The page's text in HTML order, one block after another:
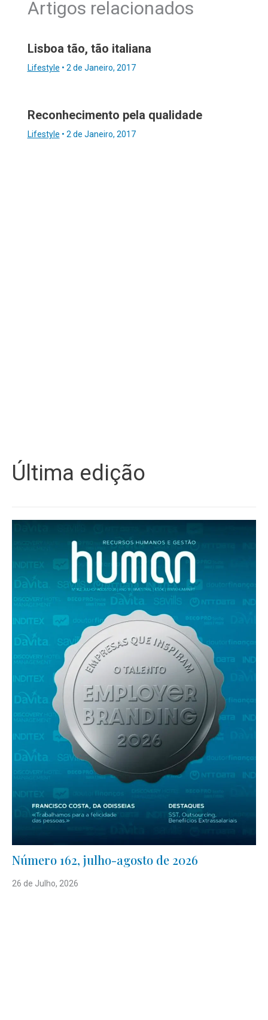
Artigos relacionados
Lisboa tão, tão italiana
Lifestyle • 2 de Janeiro, 2017
Reconhecimento pela qualidade
Lifestyle • 2 de Janeiro, 2017
Última edição
Número 162, julho-agosto de 2026
26 de Julho, 2026